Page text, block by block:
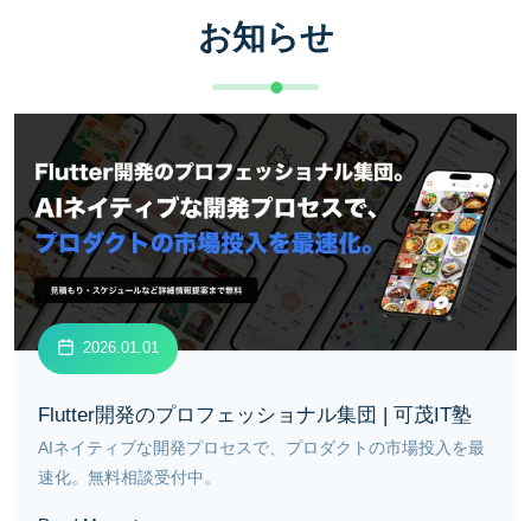
お知らせ
2026.01.01
Flutter開発のプロフェッショナル集団 | 可茂IT塾
AIネイティブな開発プロセスで、プロダクトの市場投入を最
速化。無料相談受付中。